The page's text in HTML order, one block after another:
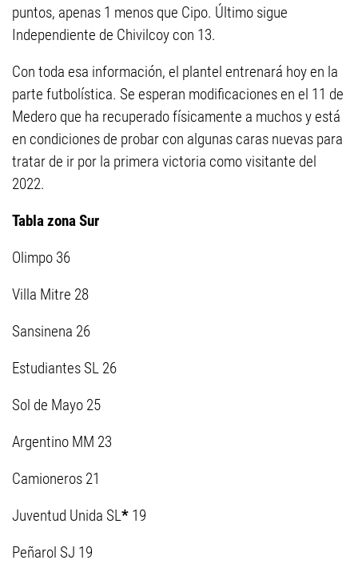
puntos, apenas 1 menos que Cipo. Último sigue
Independiente de Chivilcoy con 13.
Con toda esa información, el plantel entrenará hoy en la
parte futbolística. Se esperan modificaciones en el 11 de
Medero que ha recuperado físicamente a muchos y está
en condiciones de probar con algunas caras nuevas para
tratar de ir por la primera victoria como visitante del
2022.
Tabla zona Sur
Olimpo 36
Villa Mitre 28
Sansinena 26
Estudiantes SL 26
Sol de Mayo 25
Argentino MM 23
Camioneros 21
Juventud Unida SL* 19
Peñarol SJ 19